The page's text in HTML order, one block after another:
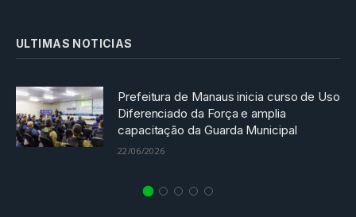
ULTIMAS NOTICIAS
Prefeitura de Manaus inicia curso de Uso
Diferenciado da Força e amplia
capacitação da Guarda Municipal
22/06/2026